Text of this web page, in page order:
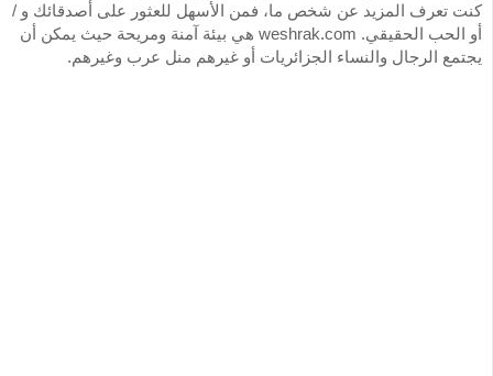
كنت تعرف المزيد عن شخص ما، فمن الأسهل للعثور على أصدقائك و /
أو الحب الحقيقي. weshrak.com هي بيئة آمنة ومريحة حيث يمكن أن
يجتمع الرجال والنساء الجزائريات أو غيرهم منل عرب وغيرهم.